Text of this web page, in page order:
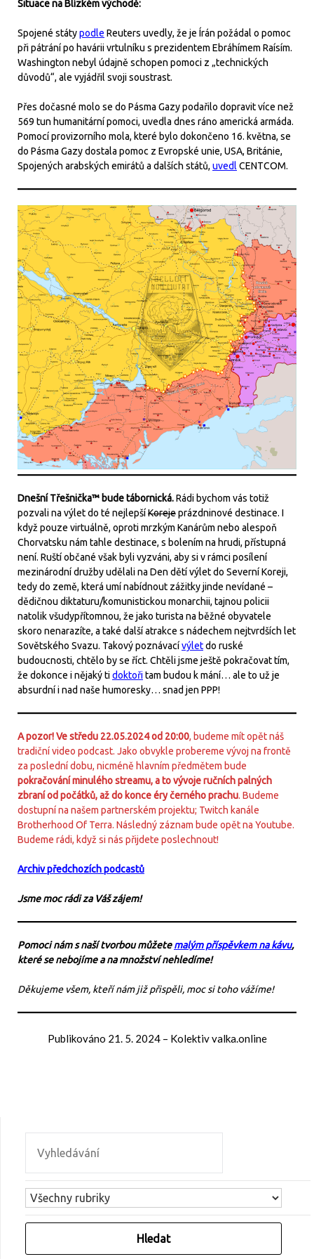
Situace na Blízkém východě:
Spojené státypodle Reuters uvedly, že je Írán požádal o pomoc
při pátrání po havárii vrtulníku s prezidentem Ebráhímem Raísím.
Washington nebyl údajně schopen pomoci z „technických
důvodů“, ale vyjádřil svoji soustrast.
Přes dočasné molo se do Pásma Gazy podařilo dopravit více než
569 tun humanitární pomoci, uvedla dnes ráno americká armáda.
Pomocí provizorního mola, které bylo dokončeno 16. května, se
do Pásma Gazy dostala pomoc z Evropské unie, USA, Británie,
Spojených arabských emirátů a dalších států, uvedl CENTCOM.
Dnešní Třešnička™ bude tábornická.Rádi bychom vás totiž
pozvali na výlet do té nejlepšíKorejeprázdninové destinace. I
když pouze virtuálně, oproti mrzkým Kanárům nebo alespoň
Chorvatsku nám tahle destinace, s bolením na hrudi, přístupná
není. Ruští občané však byli vyzváni, aby si v rámci posílení
mezinárodní družby udělali na Den dětí výlet do Severní Koreji,
tedy do země, která umí nabídnout zážitky jinde nevídané –
dědičnou diktaturu/komunistickou monarchii, tajnou policii
natolik všudypřítomnou, že jako turista na běžné obyvatele
skoro nenarazíte, a také další atrakce s nádechem nejtvrdších let
Sovětského Svazu. Takový poznávacívýletdo ruské
budoucnosti, chtělo by se říct. Chtěli jsme ještě pokračovat tím,
že dokonce i nějaký tidoktořitam budou k mání… ale to už je
absurdní i nad naše humoresky… snad jen PPP!
A pozor! Ve středu 22.05.2024 od 20:00, budeme mít opět náš
tradiční video podcast. Jako obvykle probereme vývoj na frontě
za poslední dobu, nicméně hlavním předmětem bude
pokračování minulého streamu, a to vývoje ručních palných
zbraní od počátků, až do konce éry černého prachu. Budeme
dostupní na našem partnerském projektu; Twitch kanále
Brotherhood Of Terra. Následný záznam bude opět na Youtube.
Budeme rádi, když si nás přijdete poslechnout!
Archiv předchozích podcastů
Jsme moc rádi za Váš zájem!
Pomoci nám s naší tvorbou můžetemalým příspěvkem na kávu,
které se nebojíme a na množství nehledíme!
Děkujeme všem, kteří nám již přispěli, moc si toho vážíme!
Publikováno 21. 5. 2024– Kolektiv valka.online